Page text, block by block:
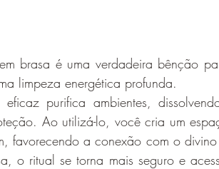
brasa é uma verdadeira bênção
limpeza energética profunda.
purifica ambientes,
Ao utilizá-lo, você cria um
favorecendo a conexão com o
o ritual se torna mais seguro e